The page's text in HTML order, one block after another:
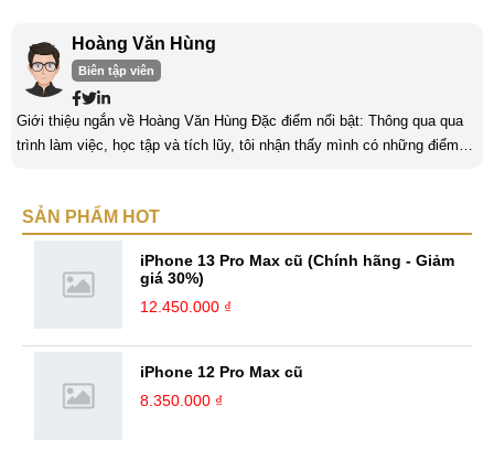
Hoàng Văn Hùng
Biên tập viên
Giới thiệu ngắn về Hoàng Văn Hùng Đặc điểm nổi bật: Thông qua qua
trình làm việc, học tập và tích lũy, tôi nhận thấy mình có những điểm
năng làm việc độc lập, làm việc nhóm tốt. Yêu thích chạy bộ, nghe
SẢN PHẨM HOT
iPhone 13 Pro Max cũ (Chính hãng - Giảm
giá 30%)
12.450.000 ₫
iPhone 12 Pro Max cũ
8.350.000 ₫